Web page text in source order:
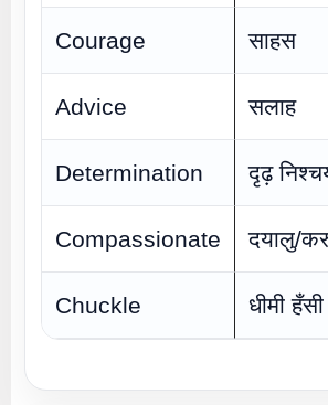
Courage साहस
Advice सलाह
Determination दृढ़
Compassionate दयालु/
Chuckle धीमी हँसी